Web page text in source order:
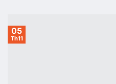
05
Th11